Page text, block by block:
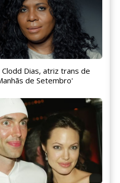
Dias, atriz trans de
de Setembro'